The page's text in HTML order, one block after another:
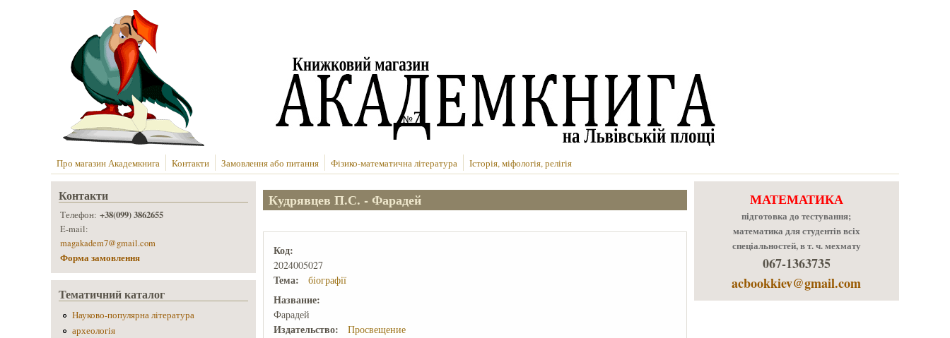
Про магазин Академкнига Контакти Замовлення або питання Фізико-математична література Історія, міфологія, релігія
Кудрявцев П.С. - Фарадей
Код:
2024005027
Тема: біографії
Название:
Фарадей
Издательство: Просвещение
Контакти
Телефон:+38(099) 3862655
E-mail:
magakadem7@gmail.com
Форма замовлення
Тематичний каталог
Науково-популярна література
археологія
МАТЕМАТИКА
підготовка до тестування;
математика для студентів всіх
спеціальностей, в т. ч. мехмату
067-1363735
acbookkiev@gmail.com